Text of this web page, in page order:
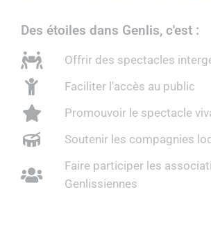
Des étoiles dans Genlis, c'est :
Offrir des spectacles
Faciliter l'accès au public
Promouvoir le spectacle
Soutenir les compagnies
Faire participer les
Genlissiennes